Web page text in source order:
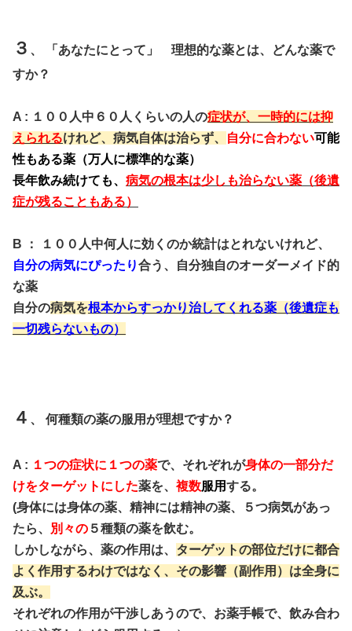
３ 、 「あなたにとって」 理想的な薬とは、どんな薬で
すか？
A : １００人中６０人くらいの人の症状が、一時的には抑
えられるけれど、病気自体は治らず、 自分に合わない可能
性もある薬（万人に標準的な薬）
長年飲み続けても、 病気の根本は少しも治らない薬（後遺
症が残ることもある）
B ： １００人中何人に効くのか統計はとれないけれど、
自分の病気にぴったり合う、自分独自のオーダーメイド的
な薬
自分の病気を根本からすっかり治してくれる薬（後遺症も
一切残らないもの）
４ 、 何種類の薬の服用が理想ですか？
A : １つの症状に１つの薬で、それぞれが身体の一部分だ
けをターゲットにした薬を、 複数服用する。
(身体には身体の薬、精神には精神の薬、５つ病気があっ
たら、
別々の ５種類の薬を飲む。
しかしながら、薬の作用は、 ターゲットの部位だけに都合
よく作用するわけではなく、その影響（副作用）は全身に
及ぶ。
それぞれの作用が干渉しあうので、お薬手帳で、飲み合わ